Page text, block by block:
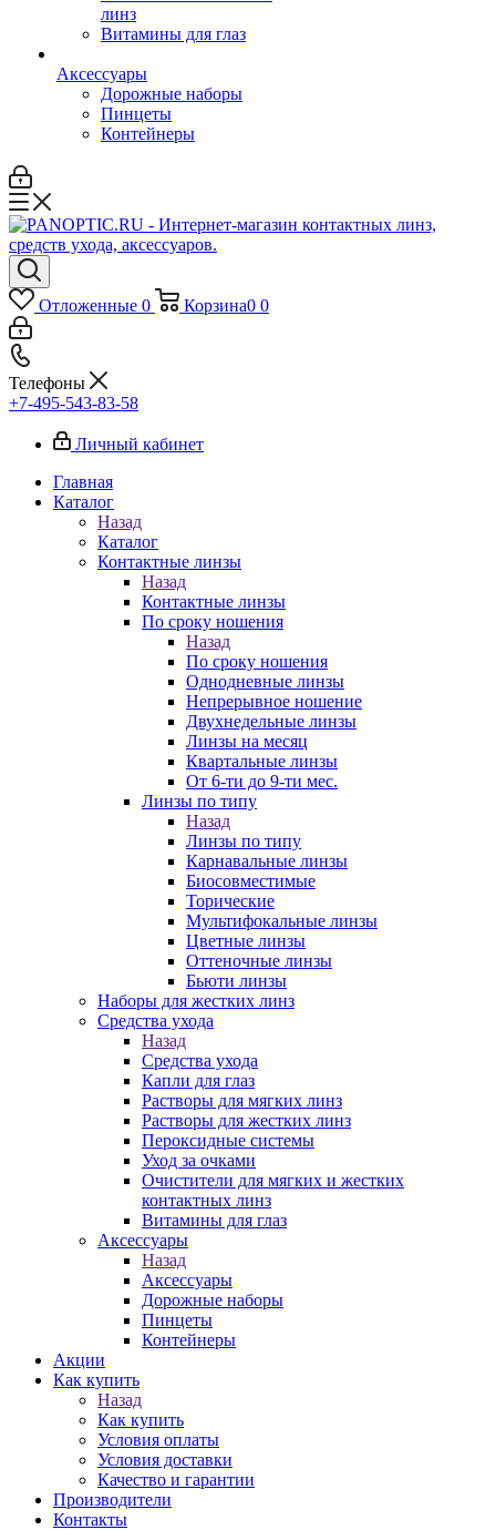
линз
Витамины для глаз
Аксессуары
Дорожные наборы
Пинцеты
Контейнеры
Отложенные 0 Корзина0 0
Телефоны
+7-495-543-83-58
Личный кабинет
Главная
Каталог
Назад
Каталог
Контактные линзы
Назад
Контактные линзы
По сроку ношения
Назад
По сроку ношения
Однодневные линзы
Непрерывное ношение
Двухнедельные линзы
Линзы на месяц
Квартальные линзы
От 6-ти до 9-ти мес.
Линзы по типу
Назад
Линзы по типу
Карнавальные линзы
Биосовместимые
Торические
Мультифокальные линзы
Цветные линзы
Оттеночные линзы
Бьюти линзы
Наборы для жестких линз
Средства ухода
Назад
Средства ухода
Капли для глаз
Растворы для мягких линз
Растворы для жестких линз
Пероксидные системы
Уход за очками
Очистители для мягких и жестких
контактных линз
Витамины для глаз
Аксессуары
Назад
Аксессуары
Дорожные наборы
Пинцеты
Контейнеры
Акции
Как купить
Назад
Как купить
Условия оплаты
Условия доставки
Качество и гарантии
Производители
Контакты